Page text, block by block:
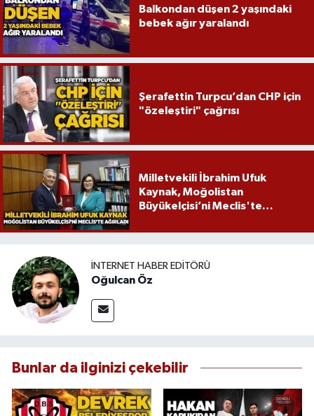
Balkondan düşen 2 yaşındaki
bebek ağır yaralandı
Şerafettin Turpcu’dan CHP için
"özeleştiri" çağrısı
Milletvekili İbrahim Ufuk
Kaynak, Moğolistan
Büyükelçisi’ni Meclis'te
İNTERNET HABER EDITÖRÜ
Oğulcan Öz
Bunlar da ilginizi çekebilir